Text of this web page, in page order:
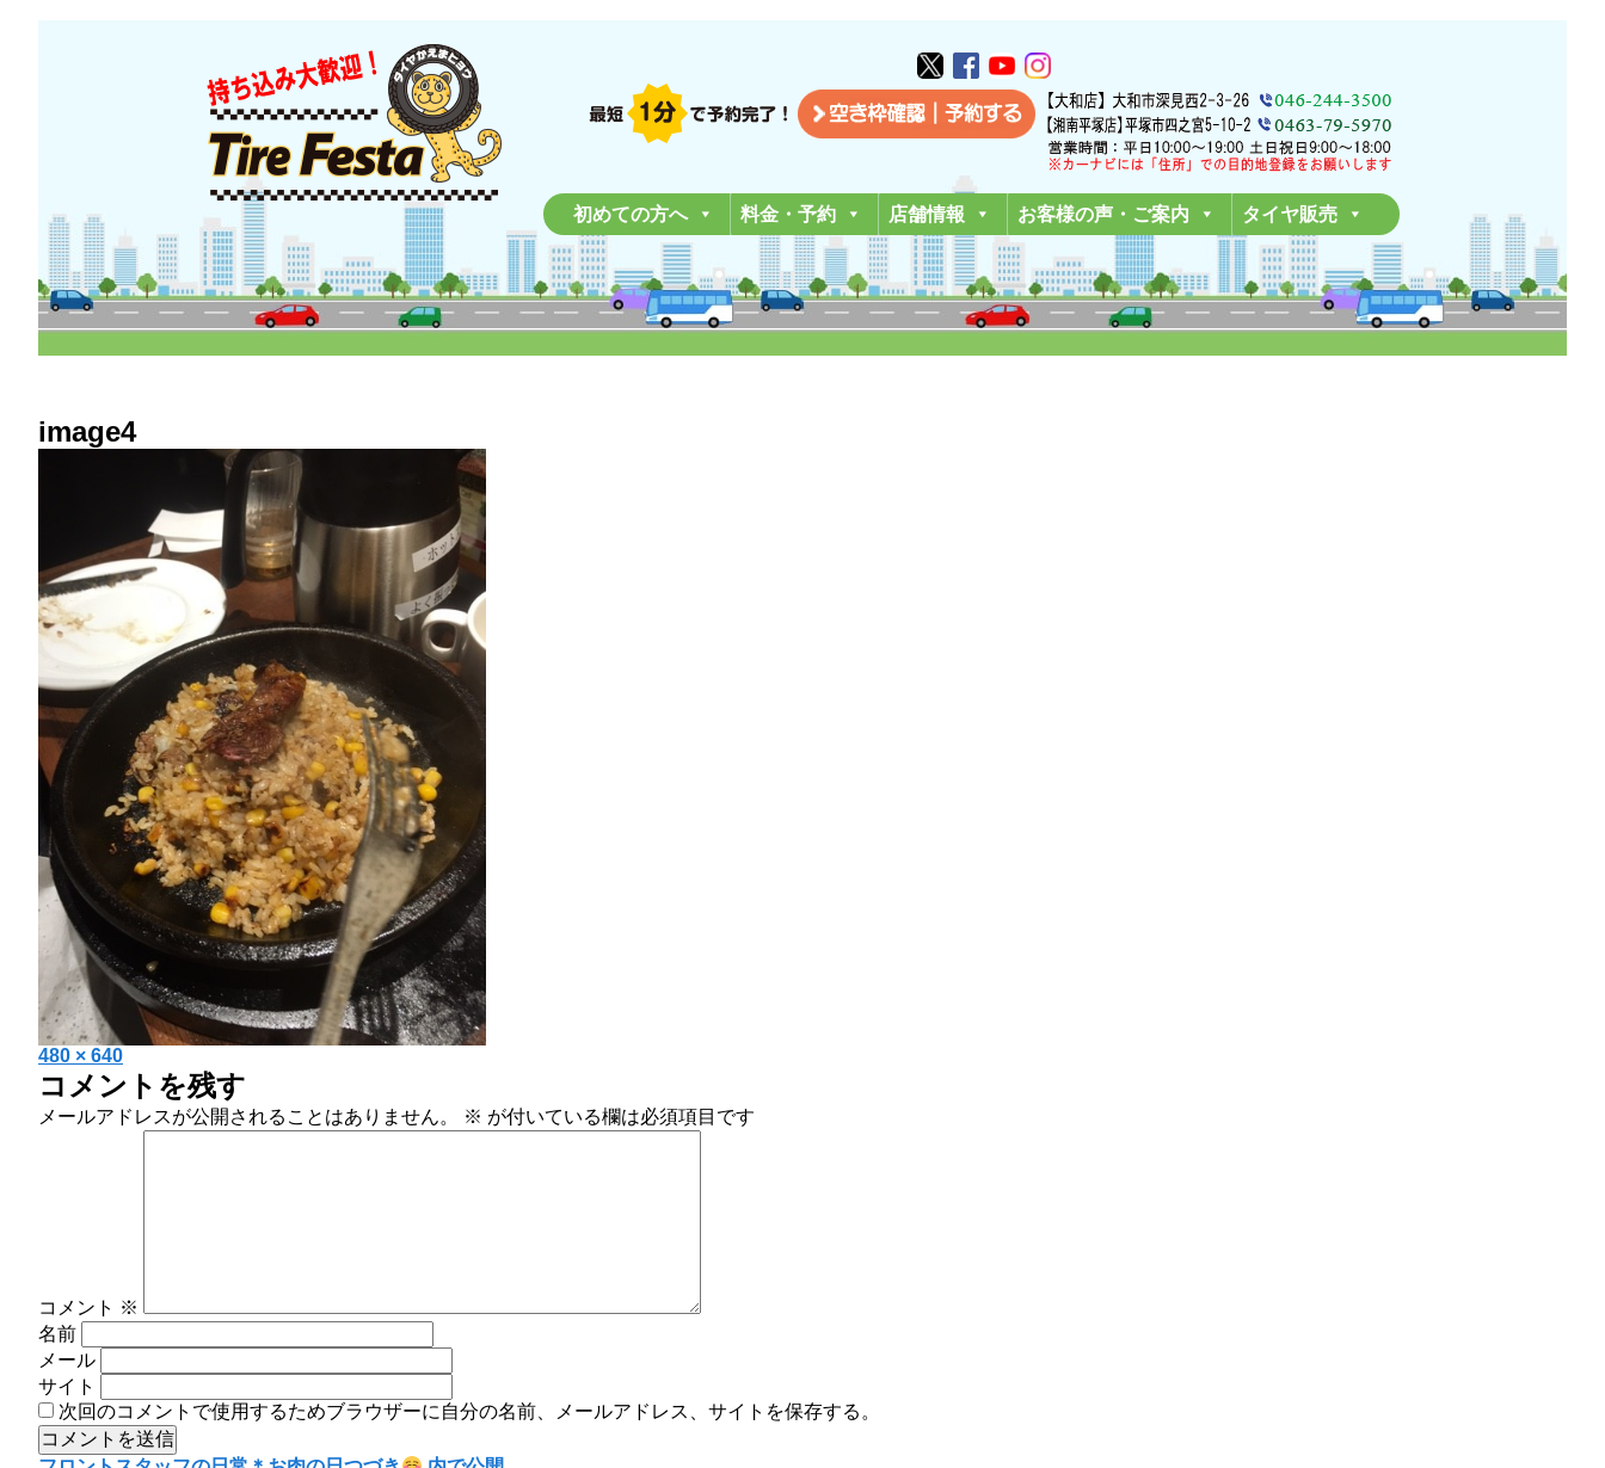
初めての方へ 料金・予約 店舗情報 お客様の声・ご案内 タイヤ販売
image4
投
稿
日:
フ
ル
サ
イ
480 × 640
コメントを残す
メールアドレスが公開されることはありません。 ※ が付いている欄は必須項目です
コメント ※
名前
メール
サイト
次回のコメントで使用するためブラウザーに自分の名前、メールアドレス、サイトを保存する。